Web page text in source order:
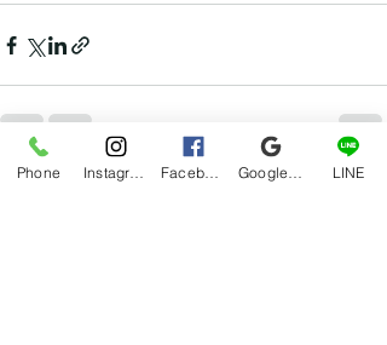
最新記事 すべて表示
Phone LINE